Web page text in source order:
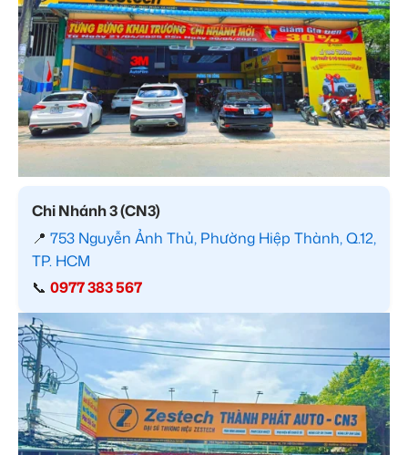
Chi Nhánh 3 (CN3)
📍 753 Nguyễn Ảnh Thủ, Phường Hiệp Thành, Q.12,
TP. HCM
📞 0977 383 567